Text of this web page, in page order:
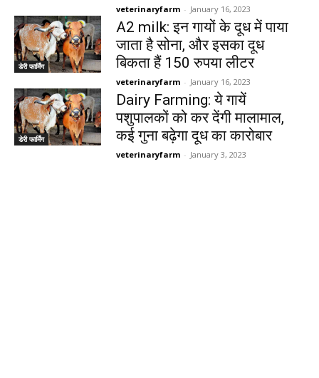
veterinaryfarm - January 16, 2023
डेरी फार्मिंग
A2 milk: इन गायों के दूध में पाया
जाता है सोना, और इसका दूध
बिकता हैं 150 रुपया लीटर
veterinaryfarm - January 16, 2023
डेरी फार्मिंग
Dairy Farming: ये गायें
पशुपालकों को कर देंगी मालामाल,
कई गुना बढ़ेगा दूध का कारोबार
veterinaryfarm - January 3, 2023